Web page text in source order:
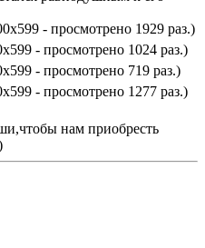
- просмотрено 1929 раз.)
- просмотрено 1024 раз.)
- просмотрено 719 раз.)
- просмотрено 1277 раз.)
нам приобресть